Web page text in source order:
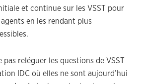
et continue sur les VSST pour
en les rendant plus
pas reléguer les questions de VSST
IDC où elles ne sont aujourd’hui